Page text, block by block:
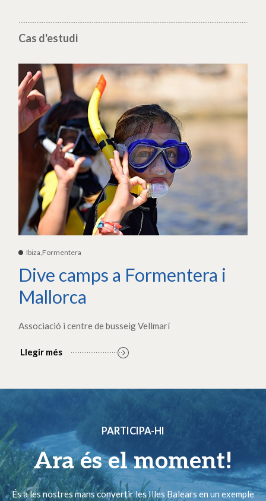
Cas d'estudi
Ibiza,Formentera
Dive camps a Formentera i
Mallorca
Associació i centre de busseig Vellmarí
Llegir més
PARTICIPA-HI
Ara és el moment!
És a les nostres mans convertir les Illes Balears en un exemple